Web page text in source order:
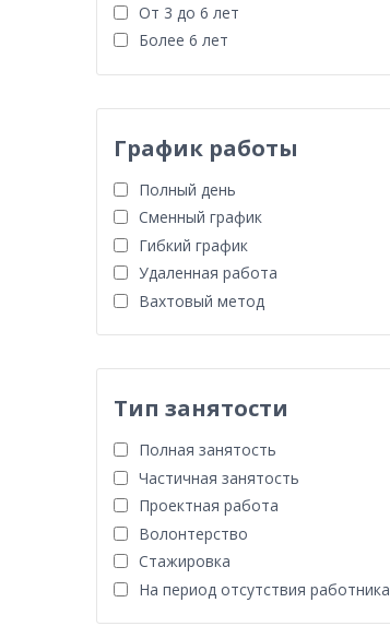
От 3 до 6 лет
Более 6 лет
График работы
Полный день
Сменный график
Гибкий график
Удаленная работа
Вахтовый метод
Тип занятости
Полная занятость
Частичная занятость
Проектная работа
Волонтерство
Стажировка
На период отсутствия работника